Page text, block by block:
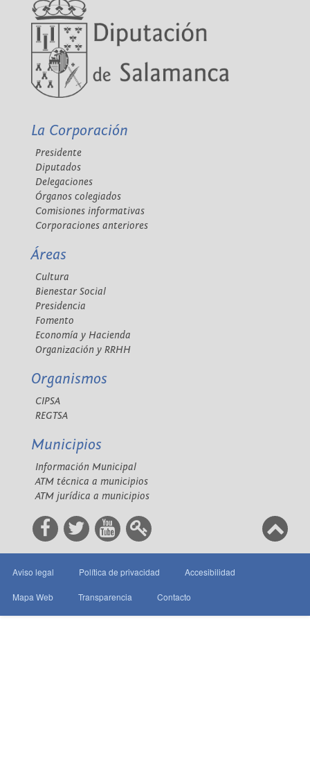
La Corporación
Presidente
Diputados
Delegaciones
Órganos colegiados
Comisiones informativas
Corporaciones anteriores
Áreas
Cultura
Bienestar Social
Presidencia
Fomento
Economía y Hacienda
Organización y RRHH
Organismos
CIPSA
REGTSA
Municipios
Información Municipal
ATM técnica a municipios
ATM jurídica a municipios
Aviso legal Política de privacidad Accesibilidad
Mapa Web Transparencia Contacto